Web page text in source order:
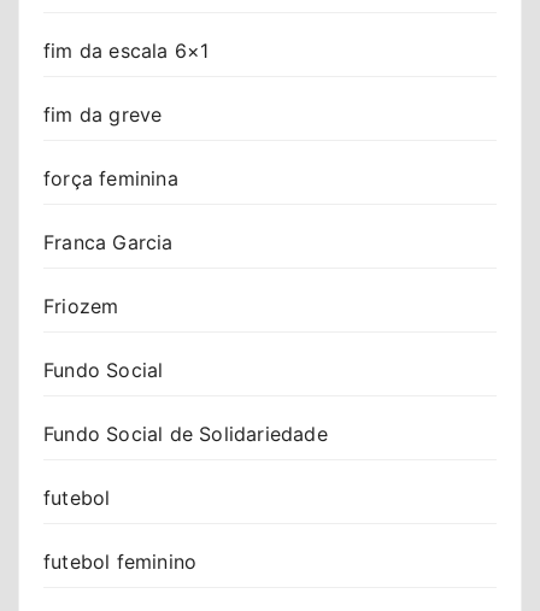
fim da escala 6×1
fim da greve
força feminina
Franca Garcia
Friozem
Fundo Social
Fundo Social de Solidariedade
futebol
futebol feminino